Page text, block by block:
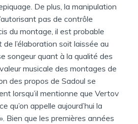
De plus, la manipulation
pas de contrôle
du montage, il est probable
de l’élaboration soit laissée au
songeur quant à la qualité des
musicale des montages de
des propos de Sadoul se
lorsqu’il mentionne que Vertov
qu’on appelle aujourd’hui la
Bien que les premières années